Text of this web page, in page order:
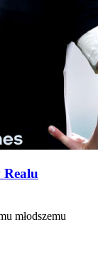
Realu
młodszemu